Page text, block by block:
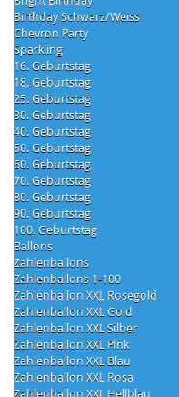
Birthday Schwarz/Weiss
Chevron Party
Sparkling
16. Geburtstag
18. Geburtstag
25. Geburtstag
30. Geburtstag
40. Geburtstag
50. Geburtstag
60. Geburtstag
70. Geburtstag
80. Geburtstag
90. Geburtstag
100. Geburtstag
Ballons
Zahlenballons
Zahlenballons 1-100
Zahlenballon XXL Rosegold
Zahlenballon XXL Gold
Zahlenballon XXL Silber
Zahlenballon XXL Pink
Zahlenballon XXL Blau
Zahlenballon XXL Rosa
Zahlenballon XXL Hellblau